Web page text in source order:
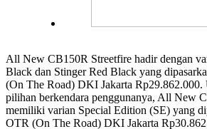
All New CB150R Streetfire hadir dengan
Black dan Stinger Red Black yang
(On The Road) DKI Jakarta Rp29.862.000.
pilihan berkendara penggunanya, All New
memiliki varian Special Edition (SE) yang
OTR (On The Road) DKI Jakarta